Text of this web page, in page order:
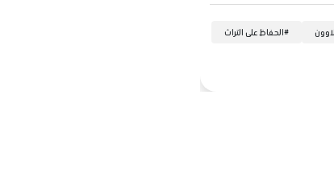
#الحفاظ على التراث